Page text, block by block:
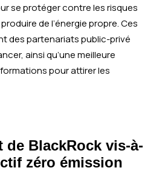
se protéger contre les risques
de l’énergie propre. Ces
des partenariats public-privé
ainsi qu’une meilleure
pour attirer les
de BlackRock vis-à-
zéro émission